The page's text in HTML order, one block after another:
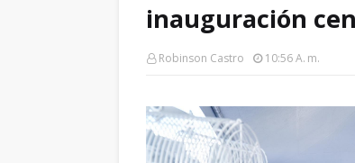
inauguración
Robinson Castro 10:56 A. M.